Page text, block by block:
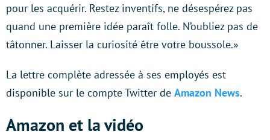
pour les acquérir. Restez inventifs, ne désespérez pas
quand une première idée paraît folle. N’oubliez pas de
tâtonner. Laisser la curiosité être votre boussole.»
La lettre complète adressée à ses employés est
disponible sur le compte Twitter de Amazon News.
Amazon et la vidéo